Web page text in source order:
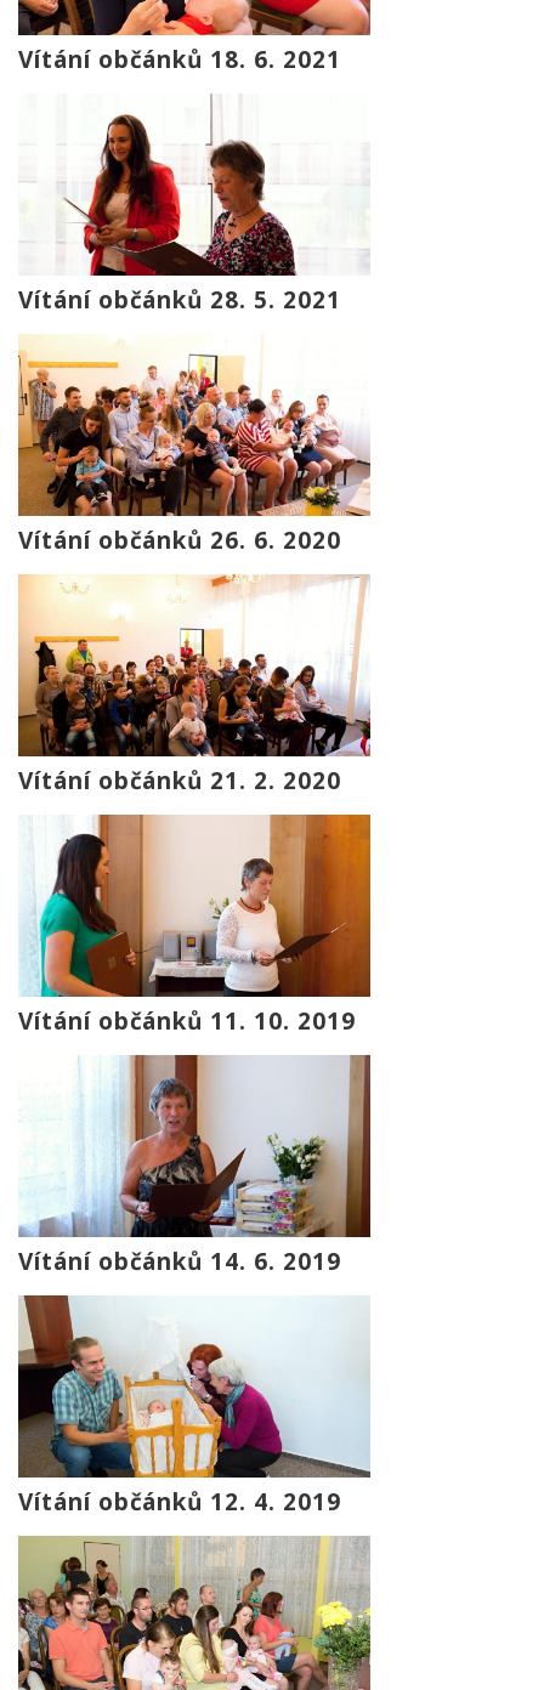
Vítání občánků 18. 6. 2021
Vítání občánků 28. 5. 2021
Vítání občánků 26. 6. 2020
Vítání občánků 21. 2. 2020
Vítání občánků 11. 10. 2019
Vítání občánků 14. 6. 2019
Vítání občánků 12. 4. 2019